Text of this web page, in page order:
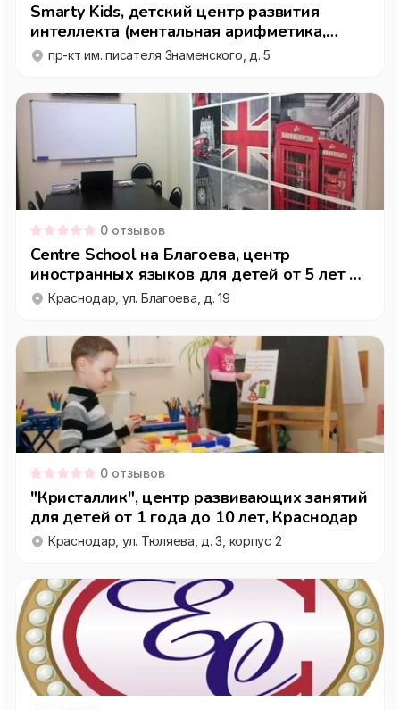
Smarty Kids, детский центр развития
интеллекта (ментальная арифметика,
скорочтение, каллиграфия,
пр-кт им. писателя Знаменского, д. 5
0 отзывов
Centre School на Благоева, центр
иностранных языков для детей от 5 лет и
взрослых, Краснодар
Краснодар, ул. Благоева, д. 19
0 отзывов
"Кристаллик", центр развивающих занятий
для детей от 1 года до 10 лет, Краснодар
Краснодар, ул. Тюляева, д. 3, корпус 2